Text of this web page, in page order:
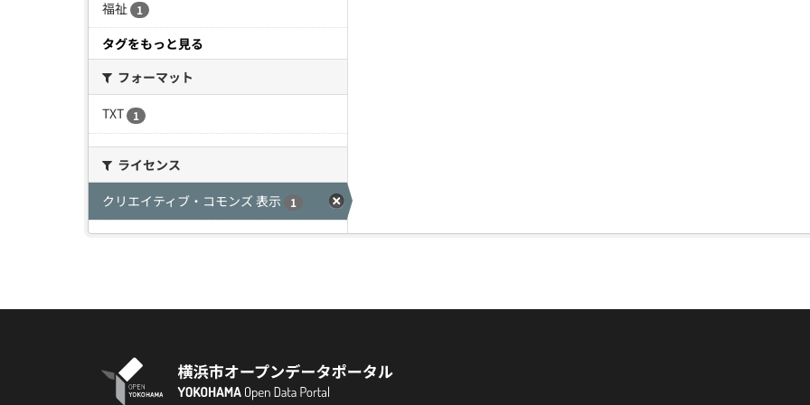
福祉 1
タグをもっと見る
フォーマット
TXT
1
ライセンス
クリエイティブ・コモンズ 表示
1